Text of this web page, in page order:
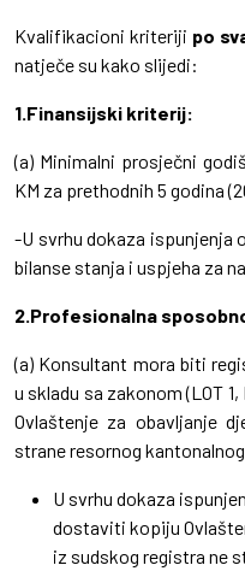
Kvalifikacioni kriteriji po
natječe su kako slijedi:
1.Finansijski kriterij:
(a) Minimalni prosječni
KM za prethodnih 5 godina
-U svrhu dokaza
bilanse stanja i uspjeha za
2.Profesionalna
(a) Konsultant mora biti
u skladu sa zakonom (LOT
Ovlaštenje za obavljanje
strane resornog
U svrhu dokaza
dostaviti kopiju
iz sudskog registra ne